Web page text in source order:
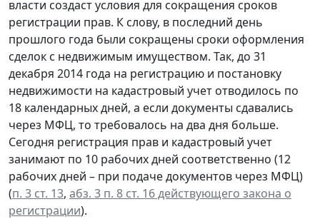
власти создаст условия для сокращения сроков
регистрации прав. К слову, в последний день
прошлого года были сокращены сроки оформления
сделок с недвижимым имуществом. Так, до 31
декабря 2014 года на регистрацию и постановку
недвижимости на кадастровый учет отводилось по
18 календарных дней, а если документы сдавались
через МФЦ, то требовалось на два дня больше.
Сегодня регистрация прав и кадастровый учет
занимают по 10 рабочих дней соответственно (12
рабочих дней – при подаче документов через МФЦ)
(п. 3 ст. 13, абз. 3 п. 8 ст. 16 действующего закона о
регистрации).